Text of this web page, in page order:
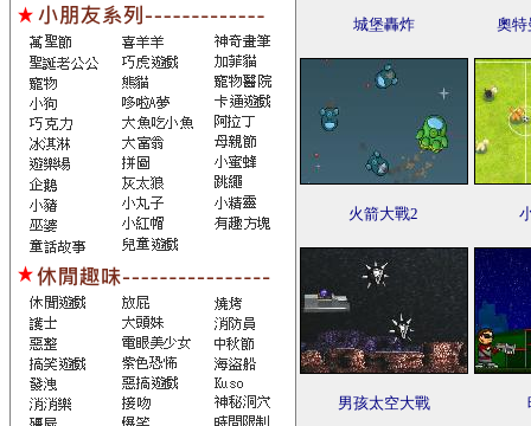
城堡轟炸 奧特
火箭大戰2
男孩太空大戰